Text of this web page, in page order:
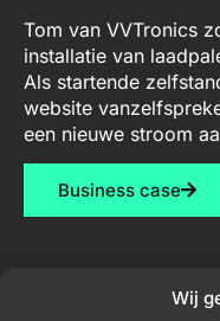
Wij
Tom van VVTronics
installatie van
Als startende
website
een nieuwe stroom
Business case